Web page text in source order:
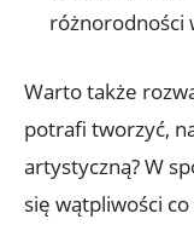
różnorodności
Warto także
potrafi tworzyć,
artystyczną? W
się wątpliwości